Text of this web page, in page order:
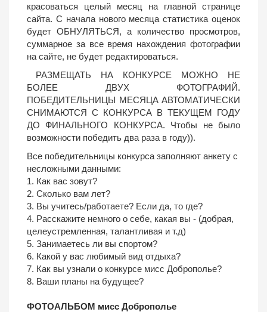
красоваться целый месяц на главной странице
сайта. С начала нового месяца статистика оценок
будет ОБНУЛЯТЬСЯ, а количество просмотров,
суммарное за все время нахождения фотографии
на сайте, не будет редактироваться.
РАЗМЕЩАТЬ НА КОНКУРСЕ МОЖНО НЕ
БОЛЕЕ ДВУХ ФОТОГРАФИЙ.
ПОБЕДИТЕЛЬНИЦЫ МЕСЯЦА АВТОМАТИЧЕСКИ
СНИМАЮТСЯ С КОНКУРСА В ТЕКУЩЕМ ГОДУ
ДО ФИНАЛЬНОГО КОНКУРСА. Чтобы не было
возможности победить два раза в году)).
Все победительницы конкурса заполняют анкету с
несложными данными:
1. Как вас зовут?
2. Сколько вам лет?
3. Вы учитесь/работаете? Если да, то где?
4. Расскажите немного о себе, какая вы - (добрая,
целеустремленная, талантливая и т.д)
5. Занимаетесь ли вы спортом?
6. Какой у вас любимый вид отдыха?
7. Как вы узнали о конкурсе мисс Доброполье?
8. Ваши планы на будущее?
ФОТОАЛЬБОМ мисс Доброполье